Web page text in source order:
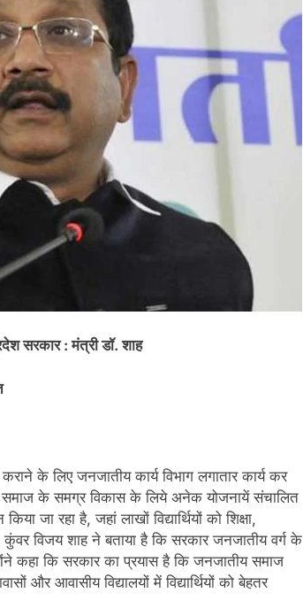
सरकार : मंत्री डॉ. शाह
के लिए जनजातीय कार्य विभाग लगातार कार्य कर
समाज के समग्र विकास के लिये अनेक योजनायें संचालित
जा रहा है, जहां लाखों विद्यार्थियों को शिक्षा,
विजय शाह ने बताया है कि सरकार जनजातीय वर्ग के
कहा कि सरकार का प्रयास है कि जनजातीय समाज
आवासीय विद्यालयों में विद्यार्थियों को बेहतर